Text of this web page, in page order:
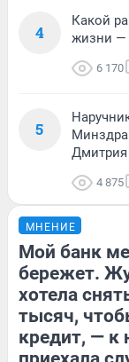
4
Какой
жизни —
6 170
5
Дмитрия
4 875
МНЕНИЕ
Мой банк
бережет.
хотела
тысяч,
кредит, — к